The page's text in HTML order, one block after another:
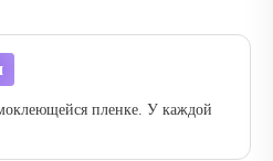
пленке. У каждой